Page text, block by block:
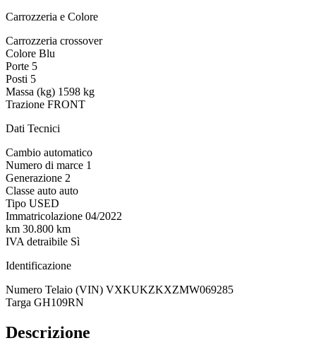
Carrozzeria e Colore
Carrozzeria crossover
Colore Blu
Porte 5
Posti 5
Massa (kg) 1598 kg
Trazione FRONT
Dati Tecnici
Cambio automatico
Numero di marce 1
Generazione 2
Classe auto auto
Tipo USED
Immatricolazione 04/2022
km 30.800 km
IVA detraibile Sì
Identificazione
Numero Telaio (VIN) VXKUKZKXZMW069285
Targa GH109RN
Descrizione